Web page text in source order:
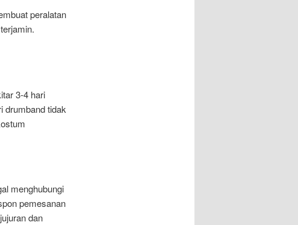
peralatan
3-4 hari
drumband tidak
menghubungi
pemesanan
dan